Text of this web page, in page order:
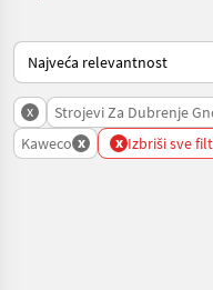
Tako se sortira na
x Strojevi Za Dubrenje
Kaweco x x Izbriši sve